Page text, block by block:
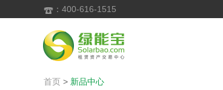
 ：400-616-1515
首页 > 新品中心